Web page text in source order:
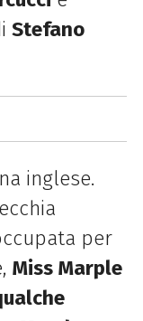
Stefano
inglese.
per
Miss Marple